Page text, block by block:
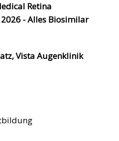
Retina
- Alles Biosimilar
Vista Augenklinik